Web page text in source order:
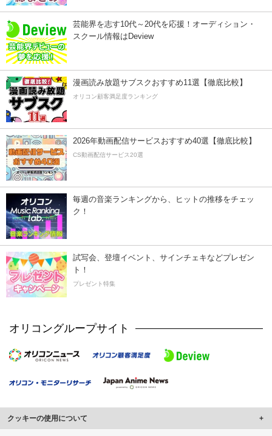
芸能界を志す10代～20代を応援！オーディション・
スクール情報はDeview
漫画読み放題サブスクおすすめ11選【徹底比較】
オリコン顧客満足度ランキング
2026年動画配信サービスおすすめ40選【徹底比較】
CS動画配信サービス20選
毎週の音楽ランキングから、ヒットの推移をチェッ
ク！
試写会、登壇イベント、サインチェキなどプレゼン
ト！
プレゼント特集
オリコングループサイト
クッキーの使用について